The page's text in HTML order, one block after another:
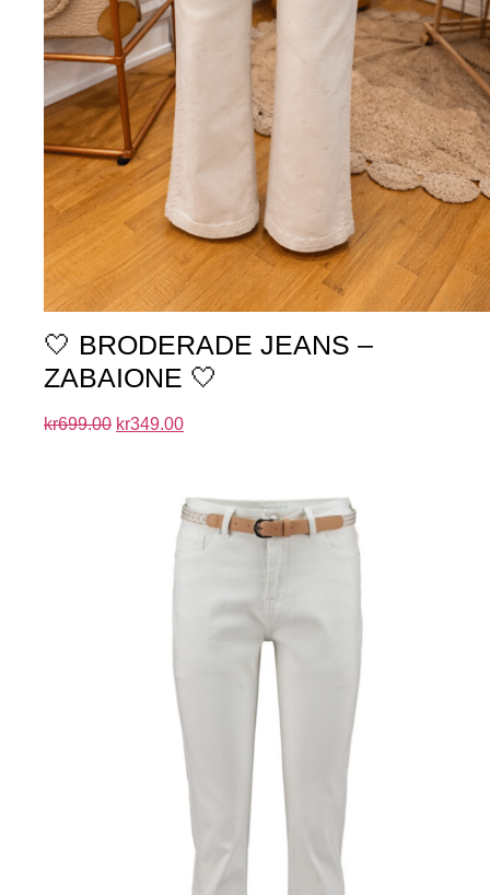
🤍 BRODERADE JEANS –
ZABAIONE 🤍
kr699.00 kr349.00